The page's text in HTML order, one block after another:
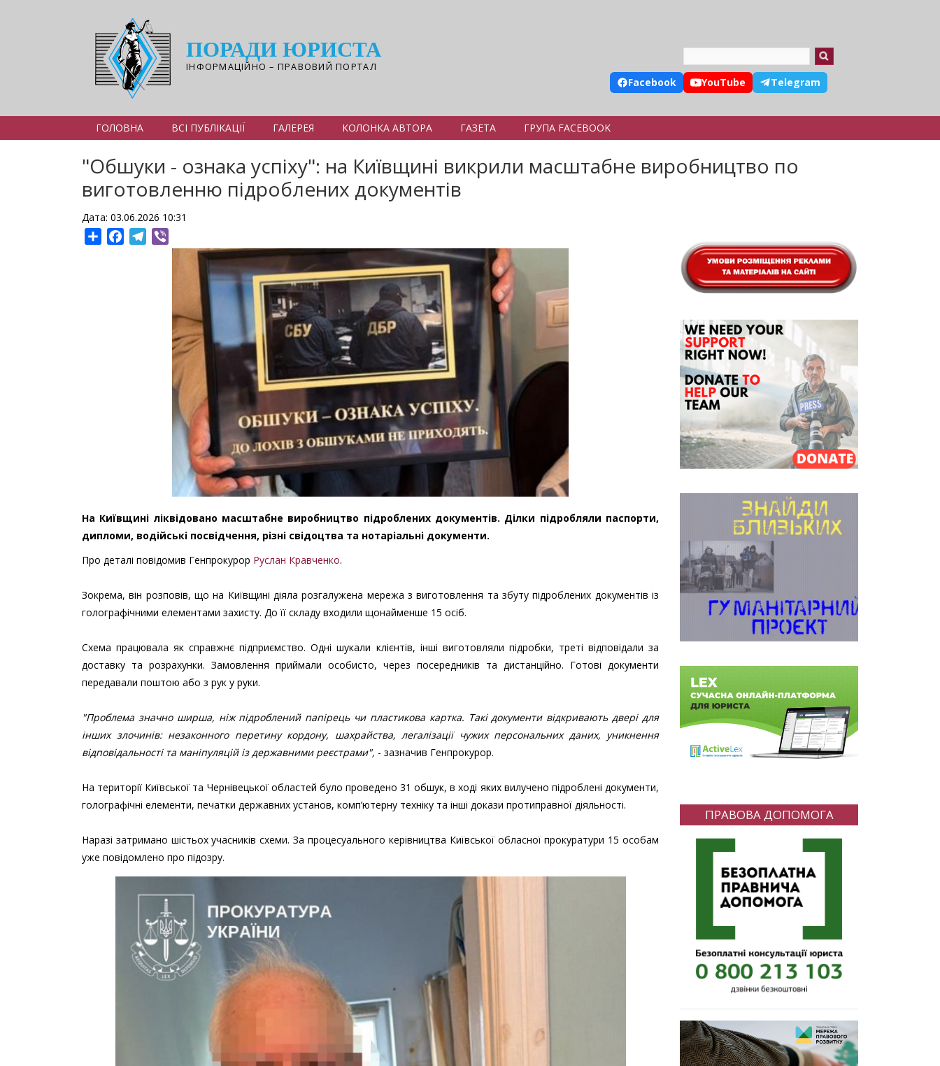
ПОРАДИ ЮРИСТА
ІНФОРМАЦІЙНО – ПРАВОВИЙ ПОРТАЛ
Facebook YouTube Telegram
ГОЛОВНА ВСІ ПУБЛІКАЦІЇ ГАЛЕРЕЯ КОЛОНКА АВТОРА ГАЗЕТА ГРУПА FACEBOOK
"Обшуки - ознака успіху": на Київщині викрили масштабне виробництво по
виготовленню підроблених документів
Дата: 03.06.2026 10:31
ShareFacebookTelegram
На Київщині ліквідовано масштабне виробництво підроблених документів. Ділки підробляли паспорти,
дипломи, водійські посвідчення, різні свідоцтва та нотаріальні документи.
Про деталі повідомив Генпрокурор Руслан Кравченко.
Зокрема, він розповів, що на Київщині діяла розгалужена мережа з виготовлення та збуту підроблених документів із
голографічними елементами захисту. До її складу входили щонайменше 15 осіб.
Схема працювала як справжнє підприємство. Одні шукали клієнтів, інші виготовляли підробки, треті відповідали за
доставку та розрахунки. Замовлення приймали особисто, через посередників та дистанційно. Готові документи
передавали поштою або з рук у руки.
"Проблема значно ширша, ніж підроблений папірець чи пластикова картка. Такі документи відкривають двері для
інших злочинів: незаконного перетину кордону, шахрайства, легалізації чужих персональних даних, уникнення
відповідальності та маніпуляцій із державними реєстрами", - зазначив Генпрокурор.
На території Київської та Чернівецької областей було проведено 31 обшук, в ході яких вилучено підроблені документи,
голографічні елементи, печатки державних установ, комп’ютерну техніку та інші докази протиправної діяльності.
Наразі затримано шістьох учасників схеми. За процесуального керівництва Київської обласної прокуратури 15 особам
уже повідомлено про підозру.
ПРАВОВА ДОПОМОГА